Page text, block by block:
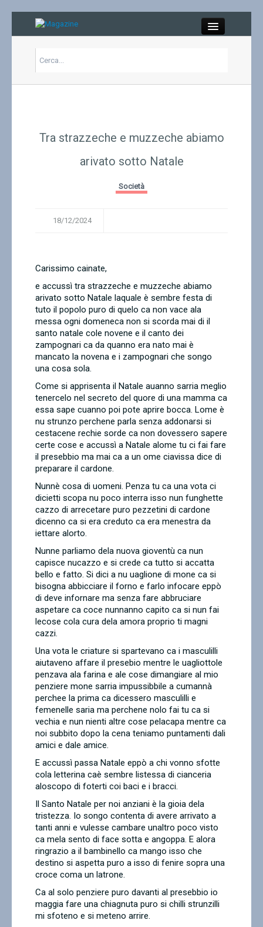
Tra strazzeche e muzzeche abiamo
arivato sotto Natale
Società
18/12/2024
Carissimo cainate,
e accussì tra strazzeche e muzzeche abiamo
arivato sotto Natale laquale è sembre festa di
tuto il popolo puro di quelo ca non vace ala
messa ogni domeneca non si scorda mai di il
santo natale cole novene e il canto dei
zampognari ca da quanno era nato mai è
mancato la novena e i zampognari che songo
una cosa sola.
Come si apprisenta il Natale auanno sarria meglio
tenercelo nel secreto del quore di una mamma ca
essa sape cuanno poi pote aprire bocca. Lome è
nu strunzo perchene parla senza addonarsi si
cestacene rechie sorde ca non dovessero sapere
certe cose e accussì a Natale alome tu ci fai fare
il presebbio ma mai ca a un ome ciavissa dice di
preparare il cardone.
Nunnè cosa di uomeni. Penza tu ca una vota ci
dicietti scopa nu poco interra isso nun funghette
cazzo di arrecetare puro pezzetini di cardone
dicenno ca si era creduto ca era menestra da
iettare alorto.
Nunne parliamo dela nuova gioventù ca nun
capisce nucazzo e si crede ca tutto si accatta
bello e fatto. Si dici a nu uaglione di mone ca si
bisogna abbicciare il forno e farlo infocare eppò
di deve infornare ma senza fare abbruciare
aspetare ca coce nunnanno capito ca si nun fai
lecose cola cura dela amora proprio ti magni
cazzi.
Una vota le criature si spartevano ca i masculilli
aiutaveno affare il presebio mentre le uagliottole
penzava ala farina e ale cose dimangiare al mio
penziere mone sarria impussibbile a cumannà
perchee la prima ca dicessero masculilli e
femenelle saria ma perchene nolo fai tu ca si
vechia e nun nienti altre cose pelacapa mentre ca
noi subbito dopo la cena teniamo puntamenti dali
amici e dale amice.
E accussì passa Natale eppò a chi vonno sfotte
cola letterina caè sembre listessa di cianceria
aloscopo di foterti coi baci e i bracci.
Il Santo Natale per noi anziani è la gioia dela
tristezza. Io songo contenta di avere arrivato a
tanti anni e vulesse cambare unaltro poco visto
ca mela sento di face sotta e angoppa. E alora
ringrazio a il bambinello ca mango isso che
destino si aspetta puro a isso di fenire sopra una
croce coma un latrone.
Ca al solo penziere puro davanti al presebbio io
maggia fare una chiagnuta puro si chilli strunzilli
mi sfoteno e si meteno arrire.